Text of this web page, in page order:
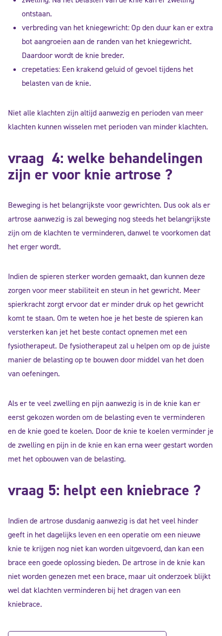
ontstaan.
verbreding van het kniegewricht: Op den duur kan er extra
bot aangroeien aan de randen van het kniegewricht.
Daardoor wordt de knie breder.
crepetaties: Een krakend geluid of gevoel tijdens het
belasten van de knie.
Niet alle klachten zijn altijd aanwezig en perioden van meer
klachten kunnen wisselen met perioden van minder klachten.
vraag 4: welke behandelingen
zijn er voor knie artrose ?
Beweging is het belangrijkste voor gewrichten. Dus ook als er
artrose aanwezig is zal beweging nog steeds het belangrijkste
zijn om de klachten te verminderen, danwel te voorkomen dat
het erger wordt.
Indien de spieren sterker worden gemaakt, dan kunnen deze
zorgen voor meer stabiliteit en steun in het gewricht. Meer
spierkracht zorgt ervoor dat er minder druk op het gewricht
komt te staan. Om te weten hoe je het beste de spieren kan
versterken kan jet het beste contact opnemen met een
fysiotherapeut. De fysiotherapeut zal u helpen om op de juiste
manier de belasting op te bouwen door middel van het doen
van oefeningen.
Als er te veel zwelling en pijn aanwezig is in de knie kan er
eerst gekozen worden om de belasting even te verminderen
en de knie goed te koelen. Door de knie te koelen verminder je
de zwelling en pijn in de knie en kan erna weer gestart worden
met het opbouwen van de belasting.
vraag 5: helpt een kniebrace ?
Indien de artrose dusdanig aanwezig is dat het veel hinder
geeft in het dagelijks leven en een operatie om een nieuwe
knie te krijgen nog niet kan worden uitgevoerd, dan kan een
brace een goede oplossing bieden. De artrose in de knie kan
niet worden genezen met een brace, maar uit onderzoek blijkt
wel dat klachten verminderen bij het dragen van een
kniebrace.